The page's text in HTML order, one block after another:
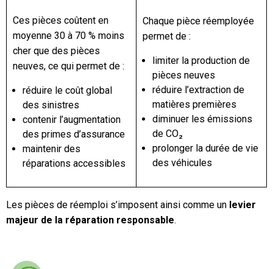
Ces pièces coûtent en
moyenne 30 à 70 % moins
cher que des pièces
neuves, ce qui permet de :
réduire le coût global
des sinistres
contenir l’augmentation
des primes d’assurance
maintenir des
réparations accessibles
Chaque pièce réemployée
permet de :
limiter la production de
pièces neuves
réduire l’extraction de
matières premières
diminuer les émissions
de CO₂
prolonger la durée de vie
des véhicules
Les pièces de réemploi s’imposent ainsi comme un levier
majeur de la réparation responsable.